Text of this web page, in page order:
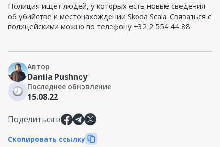
Полиция ищет людей, у которых есть новые сведения
об убийстве и местонахождении Skoda Scala. Связаться с
полицейскими можно по телефону +32 2 554 44 88.
Автор
Danila Pushnoy
Последнее обновление
15.08.22
Поделиться в
Скопировать ссылку